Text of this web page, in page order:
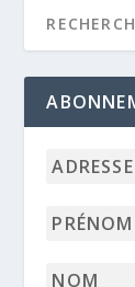
Adresse
*
Prénom
Nom